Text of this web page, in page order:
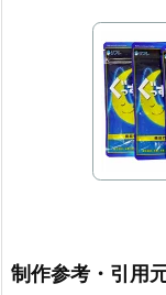
制作参考・引用